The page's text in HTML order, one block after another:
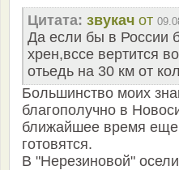
Цитата: звукач от
Да если бы в России
хрен,вссе вертится
отьедь на 30 км от
Большинство моих
благополучно в
ближайшее время еще
готовятся.
В "Нерезиновой"